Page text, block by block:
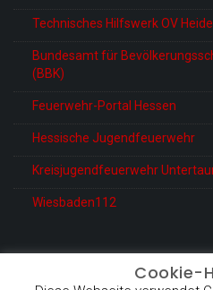
Technisches Hilfswerk OV
Bundesamt für
(BBK)
Feuerwehr-Portal Hessen
Hessische Jugendfeuerwehr
Kreisjugendfeuerwehr
Wiesbaden112
Cookie-